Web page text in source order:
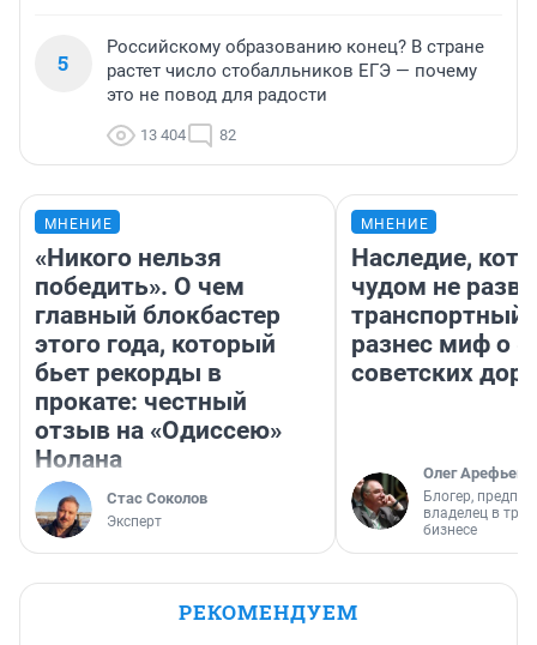
5
Российскому образованию конец? В стране
растет число стобалльников ЕГЭ — почему
это не повод для радости
13 404 82
МНЕНИЕ
«Никого нельзя
победить». О чем
главный блокбастер
этого года, который
бьет рекорды в
прокате: честный
отзыв на «Одиссею»
Нолана
Стас Соколов
Эксперт
МНЕНИЕ
Наследие,
чудом не
транспортный
разнес миф о
советских
Олег Арефьев
Блогер,
владелец в
бизнесе
РЕКОМЕНДУЕМ